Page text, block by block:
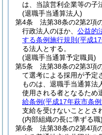
は、当該営利企業等の子
(退職手当通算法人)
第4条
法第38条の2第2項
行政法人のほか、 公益的
する条例施行規則 (平成
る法人とする。
(退職手当通算予定職員)
第5条
法第38条の2第3項
て選考による採用が予定
ものは、退職手当通算法
使用される者となるため
給条例(平成17年萩市条
支給を受けないこととさ
(内部組織の長に準ずる職)
第6条
法第38条の2第4項